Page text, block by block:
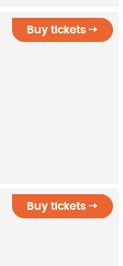
Buy tickets
Buy tickets